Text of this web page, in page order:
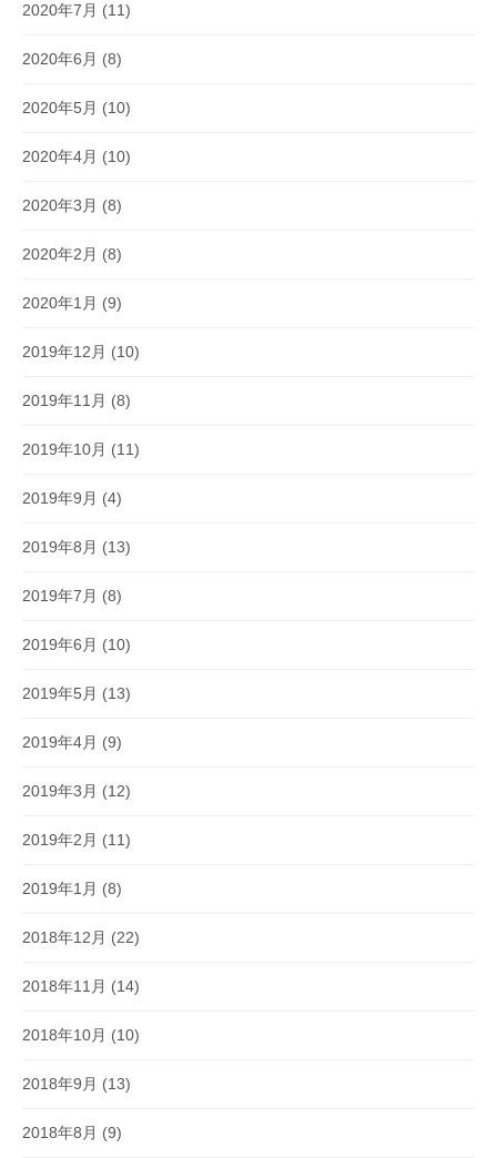
2020年7月 (11)
2020年6月 (8)
2020年5月 (10)
2020年4月 (10)
2020年3月 (8)
2020年2月 (8)
2020年1月 (9)
2019年12月 (10)
2019年11月 (8)
2019年10月 (11)
2019年9月 (4)
2019年8月 (13)
2019年7月 (8)
2019年6月 (10)
2019年5月 (13)
2019年4月 (9)
2019年3月 (12)
2019年2月 (11)
2019年1月 (8)
2018年12月 (22)
2018年11月 (14)
2018年10月 (10)
2018年9月 (13)
2018年8月 (9)